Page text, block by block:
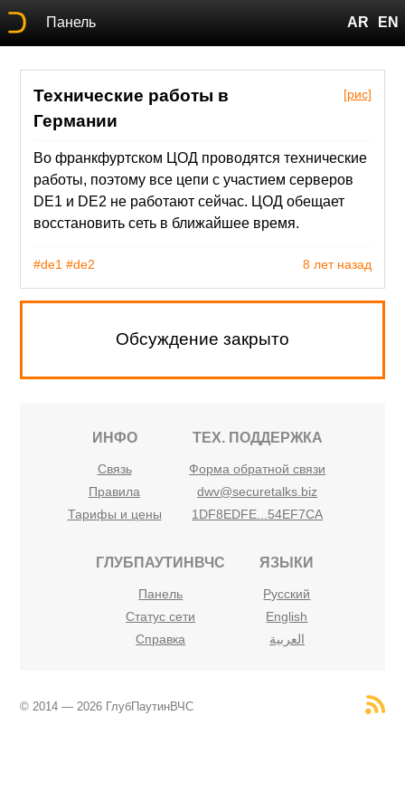
Панель AR EN
[рис]
Технические работы в
Германии
Во франкфуртском ЦОД проводятся технические
работы, поэтому все цепи с участием серверов
DE1 и DE2 не работают сейчас. ЦОД обещает
восстановить сеть в ближайшее время.
8 лет назад
#de1 #de2
Обсуждение закрыто
ИНФО
Связь
Правила
Тарифы и цены
ТЕХ. ПОДДЕРЖКА
Форма обратной связи
dwv@securetalks.biz
1DF8EDFE...54EF7CA
ГЛУБПАУТИНВЧС
Панель
Статус сети
Справка
ЯЗЫКИ
Русский
English
العربية
© 2014 — 2026 ГлубПаутинВЧС